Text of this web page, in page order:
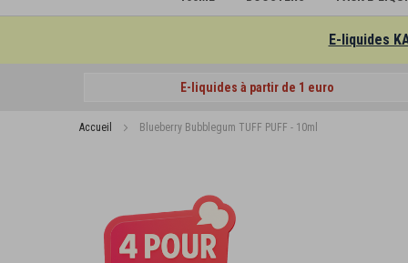
E-liquides
E-liquides à partir de 1 euro
Accueil Blueberry Bubblegum TUFF PUFF - 10ml